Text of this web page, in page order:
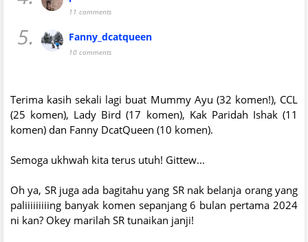
11 comments
5. Fanny_dcatqueen
10 comments
Terima kasih sekali lagi buat Mummy Ayu (32 komen!), CCL
(25 komen), Lady Bird (17 komen), Kak Paridah Ishak (11
komen) dan Fanny DcatQueen (10 komen).
Semoga ukhwah kita terus utuh! Gittew...
Oh ya, SR juga ada bagitahu yang SR nak belanja orang yang
paliiiiiiiiing banyak komen sepanjang 6 bulan pertama 2024
ni kan? Okey marilah SR tunaikan janji!